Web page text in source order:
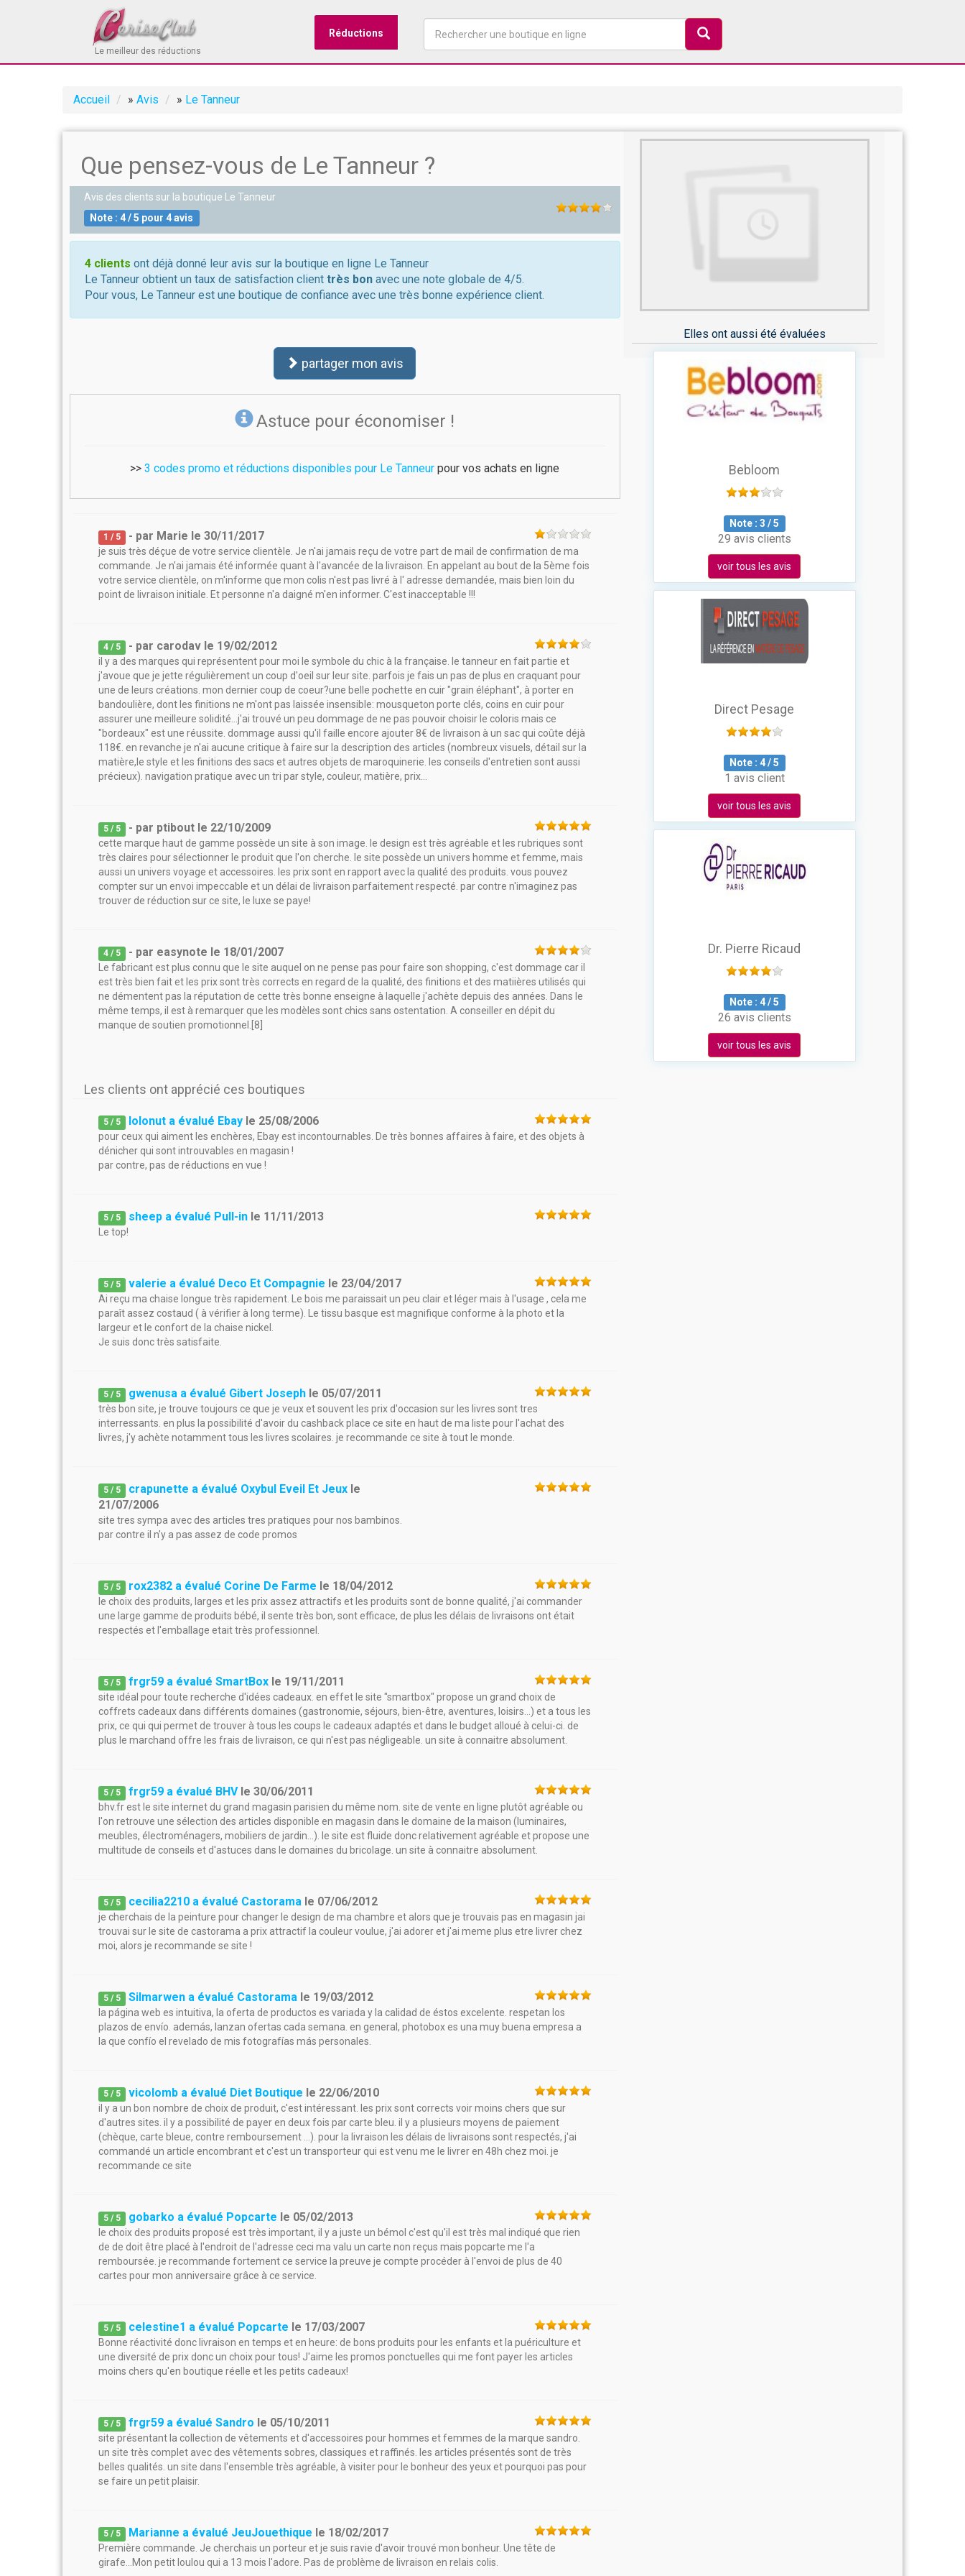
Le meilleur des réductions
Réductions
Accueil » Avis » Le Tanneur
Que pensez-vous de Le Tanneur ?
Avis des clients sur la boutique
Le Tanneur
Note : 4/5 pour 4avis
4 clients ont déjà donné leur avis sur la boutique en ligne Le Tanneur
Le Tanneur obtient un taux de satisfaction client très bon avec une note globale de 4/5.
Pour vous, Le Tanneur est une boutique de confiance avec une très bonne expérience client.
partager mon avis
Astuce pour économiser !
>>3 codes promo et réductions disponibles pour Le Tanneur pour vos achats en ligne
1 / 5 - par Marie le30/11/2017
je suis très déçue de votre service clientèle. Je n'ai jamais reçu de votre part de mail de confirmation de ma
commande. Je n'ai jamais été informée quant à l'avancée de la livraison. En appelant au bout de la 5ème fois
votre service clientèle, on m'informe que mon colis n'est pas livré à l' adresse demandée, mais bien loin du
point de livraison initiale. Et personne n'a daigné m'en informer. C'est inacceptable !!!
4 / 5 - par carodav le 19/02/2012
il y a des marques qui représentent pour moi le symbole du chic à la française. le tanneur en fait partie et
j'avoue que je jette régulièrement un coup d'oeil sur leur site. parfois je fais un pas de plus en craquant pour
une de leurs créations. mon dernier coup de coeur?une belle pochette en cuir "grain éléphant", à porter en
bandoulière, dont les finitions ne m'ont pas laissée insensible: mousqueton porte clés, coins en cuir pour
assurer une meilleure solidité...j'ai trouvé un peu dommage de ne pas pouvoir choisir le coloris mais ce
"bordeaux" est une réussite. dommage aussi qu'il faille encore ajouter 8€ de livraison à un sac qui coûte déjà
118€. en revanche je n'ai aucune critique à faire sur la description des articles (nombreux visuels, détail sur la
matière,le style et les finitions des sacs et autres objets de maroquinerie. les conseils d'entretien sont aussi
précieux). navigation pratique avec un tri par style, couleur, matière, prix...
5 / 5 - par ptibout le 22/10/2009
cette marque haut de gamme possède un site à son image. le design est très agréable et les rubriques sont
très claires pour sélectionner le produit que l'on cherche. le site possède un univers homme et femme, mais
aussi un univers voyage et accessoires. les prix sont en rapport avec la qualité des produits. vous pouvez
compter sur un envoi impeccable et un délai de livraison parfaitement respecté. par contre n'imaginez pas
trouver de réduction sur ce site, le luxe se paye!
4 / 5 - par easynote le 18/01/2007
Le fabricant est plus connu que le site auquel on ne pense pas pour faire son shopping, c'est dommage car il
est très bien fait et les prix sont très corrects en regard de la qualité, des finitions et des matiières utilisés qui
ne démentent pas la réputation de cette très bonne enseigne à laquelle j'achète depuis des années. Dans le
même temps, il est à remarquer que les modèles sont chics sans ostentation. A conseiller en dépit du
manque de soutien promotionnel.[8]
Les clients ont apprécié ces boutiques
5 / 5 lolonut a évalué Ebay le 25/08/2006
pour ceux qui aiment les enchères, Ebay est incontournables. De très bonnes affaires à faire, et des objets à
dénicher qui sont introuvables en magasin !
par contre, pas de réductions en vue !
5 / 5 sheep a évalué Pull-in le 11/11/2013
Le top!
5 / 5 valerie a évalué Deco Et Compagnie le 23/04/2017
Ai reçu ma chaise longue très rapidement. Le bois me paraissait un peu clair et léger mais à l'usage , cela me
paraît assez costaud ( à vérifier à long terme). Le tissu basque est magnifique conforme à la photo et la
largeur et le confort de la chaise nickel.
Je suis donc très satisfaite.
5 / 5 gwenusa a évalué Gibert Joseph le 05/07/2011
très bon site, je trouve toujours ce que je veux et souvent les prix d'occasion sur les livres sont tres
interressants. en plus la possibilité d'avoir du cashback place ce site en haut de ma liste pour l'achat des
livres, j'y achète notamment tous les livres scolaires. je recommande ce site à tout le monde.
5 / 5 crapunette a évalué Oxybul Eveil Et Jeux le
21/07/2006
site tres sympa avec des articles tres pratiques pour nos bambinos.
par contre il n'y a pas assez de code promos
5 / 5 rox2382 a évalué Corine De Farme le 18/04/2012
le choix des produits, larges et les prix assez attractifs et les produits sont de bonne qualité, j'ai commander
une large gamme de produits bébé, il sente très bon, sont efficace, de plus les délais de livraisons ont était
respectés et l'emballage etait très professionnel.
5 / 5 frgr59 a évalué SmartBox le 19/11/2011
site idéal pour toute recherche d'idées cadeaux. en effet le site "smartbox" propose un grand choix de
coffrets cadeaux dans différents domaines (gastronomie, séjours, bien-être, aventures, loisirs...) et a tous les
prix, ce qui qui permet de trouver à tous les coups le cadeaux adaptés et dans le budget alloué à celui-ci. de
plus le marchand offre les frais de livraison, ce qui n'est pas négligeable. un site à connaitre absolument.
5 / 5 frgr59 a évalué BHVle30/06/2011
bhv.fr est le site internet du grand magasin parisien du même nom. site de vente en ligne plutôt agréable ou
l'on retrouve une sélection des articles disponible en magasin dans le domaine de la maison (luminaires,
meubles, électroménagers, mobiliers de jardin...). le site est fluide donc relativement agréable et propose une
multitude de conseils et d'astuces dans le domaines du bricolage. un site à connaitre absolument.
5 / 5 cecilia2210 a évalué Castorama le 07/06/2012
je cherchais de la peinture pour changer le design de ma chambre et alors que je trouvais pas en magasin jai
trouvai sur le site de castorama a prix attractif la couleur voulue, j'ai adorer et j'ai meme plus etre livrer chez
moi, alors je recommande se site !
5 / 5 Silmarwen a évalué Castorama le 19/03/2012
la página web es intuitiva, la oferta de productos es variada y la calidad de éstos excelente. respetan los
plazos de envío. además, lanzan ofertas cada semana. en general, photobox es una muy buena empresa a
la que confío el revelado de mis fotografías más personales.
5 / 5 vicolomb a évalué Diet Boutique le 22/06/2010
il y a un bon nombre de choix de produit, c'est intéressant. les prix sont corrects voir moins chers que sur
d'autres sites. il y a possibilité de payer en deux fois par carte bleu. il y a plusieurs moyens de paiement
(chèque, carte bleue, contre remboursement ...). pour la livraison les délais de livraisons sont respectés, j'ai
commandé un article encombrant et c'est un transporteur qui est venu me le livrer en 48h chez moi. je
recommande ce site
5 / 5 gobarko a évalué Popcarte le 05/02/2013
le choix des produits proposé est très important, il y a juste un bémol c'est qu'il est très mal indiqué que rien
de de doit être placé à l'endroit de l'adresse ceci ma valu un carte non reçus mais popcarte me l'a
remboursée. je recommande fortement ce service la preuve je compte procéder à l'envoi de plus de 40
cartes pour mon anniversaire grâce à ce service.
5 / 5 celestine1 a évalué Popcarte le 17/03/2007
Bonne réactivité donc livraison en temps et en heure: de bons produits pour les enfants et la puériculture et
une diversité de prix donc un choix pour tous! J'aime les promos ponctuelles qui me font payer les articles
moins chers qu'en boutique réelle et les petits cadeaux!
5 / 5 frgr59 a évalué Sandro le 05/10/2011
site présentant la collection de vêtements et d'accessoires pour hommes et femmes de la marque sandro.
un site très complet avec des vêtements sobres, classiques et raffinés. les articles présentés sont de très
belles qualités. un site dans l'ensemble très agréable, à visiter pour le bonheur des yeux et pourquoi pas pour
se faire un petit plaisir.
5 / 5 Marianne a évalué JeuJouethique le 18/02/2017
Première commande. Je cherchais un porteur et je suis ravie d'avoir trouvé mon bonheur. Une tête de
girafe...Mon petit loulou qui a 13 mois l'adore. Pas de problème de livraison en relais colis.
Elles ont aussi été évaluées
Bebloom
Note :3 /5
29 avis clients
voir tous les avis
Direct Pesage
Note : 4/5
1 avis client
voir tous les avis
Dr. Pierre Ricaud
Note : 4/5
26 avis clients
voir tous les avis